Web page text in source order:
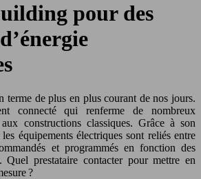
pour des
terme de plus en plus courant de nos jours.
connecté qui renferme de nombreux
constructions classiques. Grâce à son
équipements électriques sont reliés entre
et programmés en fonction des
Quel prestataire contacter pour mettre en
?